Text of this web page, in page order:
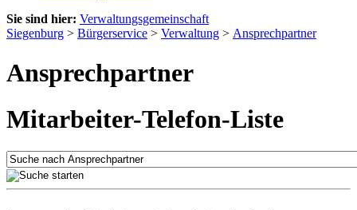
Sie sind hier: Verwaltungsgemeinschaft
Siegenburg > Bürgerservice > Verwaltung > Ansprechpartner
Ansprechpartner
Mitarbeiter-Telefon-Liste